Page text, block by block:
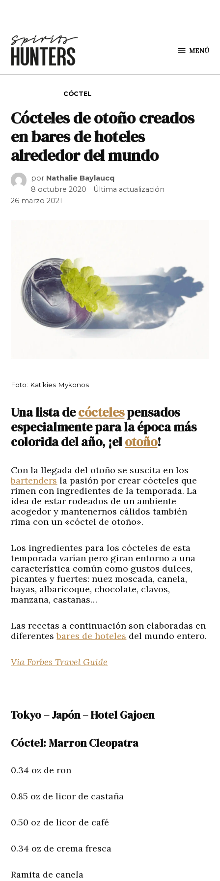
MENÚ
CÓCTEL
Cócteles de otoño creados
en bares de hoteles
alrededor del mundo
por Nathalie Baylaucq
8 octubre 2020
Última actualización
26 marzo 2021
Foto: Katikies Mykonos
Una lista decóctelespensados
especialmente para la época más
colorida del año, ¡elotoño!
Con la llegada del otoño se suscita en los
bartenders la pasión por crear cócteles que
rimen con ingredientes de la temporada. La
idea de estar rodeados de un ambiente
acogedor y mantenernos cálidos también
rima con un «cóctel de otoño».
Los ingredientes para los cócteles de esta
temporada varían pero giran entorno a una
característica común como gustos dulces,
picantes y fuertes: nuez moscada, canela,
bayas, albaricoque, chocolate, clavos,
manzana, castañas…
Las recetas a continuación son elaboradas en
diferentesbares de hoteles del mundo entero.
Via Forbes Travel Guide
Tokyo – Japón – Hotel Gajoen
Cóctel: Marron Cleopatra
0.34 oz de ron
0.85 oz de licor de castaña
0.50 oz de licor de café
0.34 oz de crema fresca
Ramita de canela